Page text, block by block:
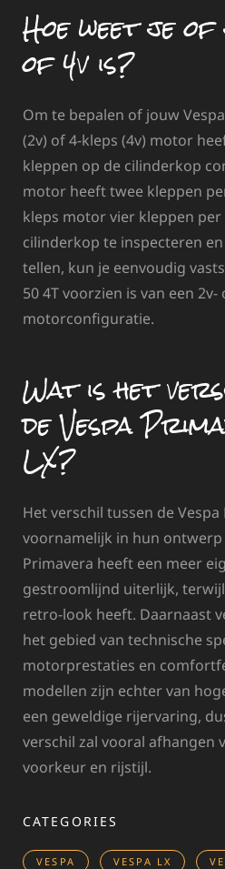
Hoe weet je of
of 4v is?
Om te bepalen of jouw
(2v) of 4-kleps (4v) motor
kleppen op de cilinderkop
motor heeft twee kleppen
kleps motor vier kleppen
cilinderkop te inspecteren
tellen, kun je eenvoudig
50 4T voorzien is van een 2v-
motorconfiguratie.
Wat is het
de Vespa
LX?
Het verschil tussen de
voornamelijk in hun ontwerp
Primavera heeft een meer
gestroomlijnd uiterlijk, terwijl
retro-look heeft. Daarnaast
het gebied van technische
motorprestaties en
modellen zijn echter van
een geweldige rijervaring,
verschil zal vooral afhangen
voorkeur en rijstijl.
CATEGORIES
VESPA VESPA LX